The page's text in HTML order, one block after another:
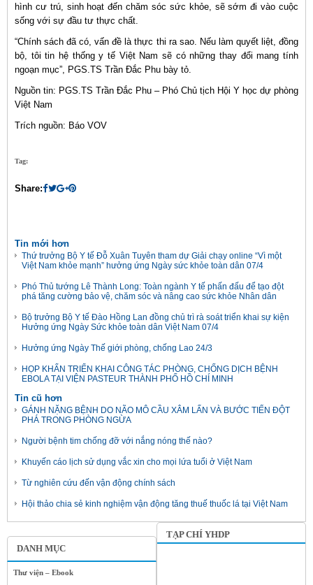
DANH MỤC
Thư viện – Ebook
hình cư trú, sinh hoạt đến chăm sóc sức khỏe, sẽ sớm đi vào cuộc
sống với sự đầu tư thực chất.
“Chính sách đã có, vấn đề là thực thi ra sao. Nếu làm quyết liệt, đồng
bộ, tôi tin hệ thống y tế Việt Nam sẽ có những thay đổi mang tính
ngoạn mục”, PGS.TS Trần Đắc Phu bày tỏ.
Nguồn tin: PGS.TS Trần Đắc Phu – Phó Chủ tịch Hội Y học dự phòng
Việt Nam
Trích nguồn: Báo VOV
Tag:
Share:
Tin mới hơn
Thứ trưởng Bộ Y tế Đỗ Xuân Tuyên tham dự Giải chạy online “Vì một
Việt Nam khỏe mạnh” hưởng ứng Ngày sức khỏe toàn dân 07/4
Phó Thủ tướng Lê Thành Long: Toàn ngành Y tế phấn đấu để tạo đột
phá tăng cường bảo vệ, chăm sóc và nâng cao sức khỏe Nhân dân
Bộ trưởng Bộ Y tế Đào Hồng Lan đồng chủ trì rà soát triển khai sự kiện
Hưởng ứng Ngày Sức khỏe toàn dân Việt Nam 07/4
Hưởng ứng Ngày Thế giới phòng, chống Lao 24/3
HỌP KHẨN TRIỂN KHAI CÔNG TÁC PHÒNG, CHỐNG DỊCH BỆNH
EBOLA TẠI VIỆN PASTEUR THÀNH PHỐ HỒ CHÍ MINH
Tin cũ hơn
GÁNH NẶNG BỆNH DO NÃO MÔ CẦU XÂM LẤN VÀ BƯỚC TIẾN ĐỘT
PHÁ TRONG PHÒNG NGỪA
Người bệnh tim chống đỡ với nắng nóng thế nào?
Khuyến cáo lịch sử dụng vắc xin cho mọi lứa tuổi ở Việt Nam
Từ nghiên cứu đến vận động chính sách
Hội thảo chia sẻ kinh nghiệm vận động tăng thuế thuốc lá tại Việt Nam
TẠP CHÍ YHDP